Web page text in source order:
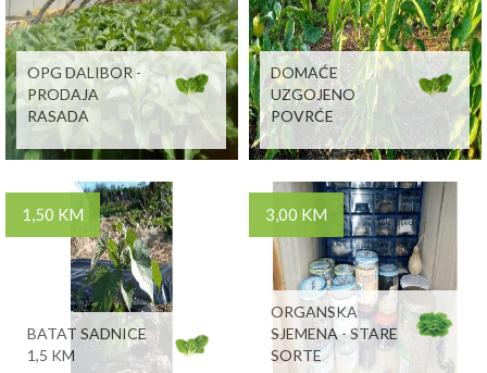
OPG DALIBOR -
PRODAJA
RASADA
DOMAĆE
UZGOJENO
POVRĆE
1,50 KM
BATAT SADNICE
1,5 KM
3,00 KM
ORGANSKA
SJEMENA - STARE
SORTE